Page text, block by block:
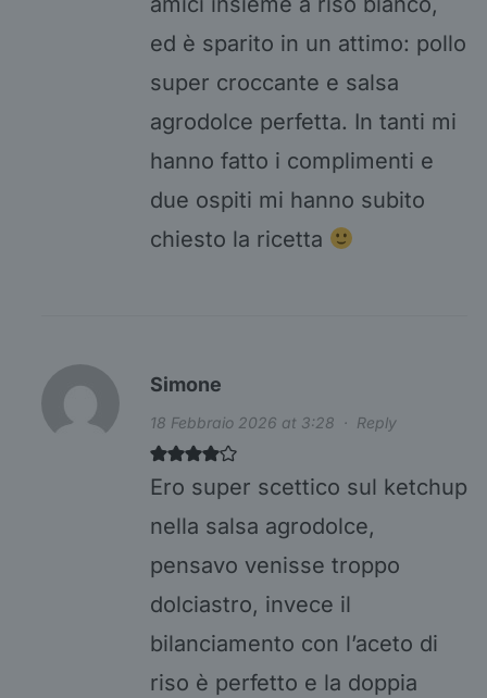
ed è sparito in un attimo: pollo
super croccante e salsa
agrodolce perfetta. In tanti mi
hanno fatto i complimenti e
due ospiti mi hanno subito
chiesto la ricetta
Simone
18 Febbraio 2026 at 3:28 · Reply
Ero super scettico sul ketchup
nella salsa agrodolce,
pensavo venisse troppo
dolciastro, invece il
bilanciamento con l’aceto di
riso è perfetto e la doppia